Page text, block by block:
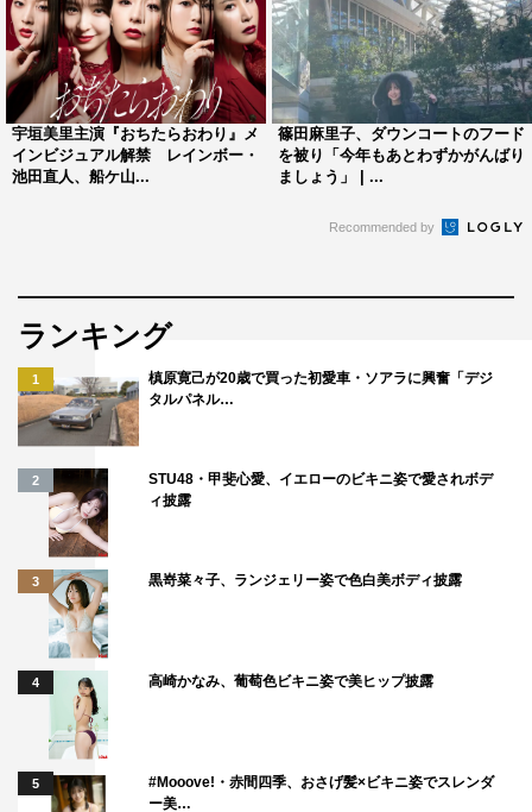
◆本作へのオファーを受けた際の思いをお聞かせくださ
い。
率直に「すごく楽しみだな」というワクワクした気持ちで
いっぱいです。私自身、原作を読んでいて非常に面白い作
品だと思っていたので、それが映像化されることに興奮し
◆ご自身が演じられる役の印象は？
真宮孔美子は、非常に上品で気品がありながら、同時にと
ても計算高く、あらゆる物事を自分のコントロール下に置
くことができる……そんな圧倒的な力を持つ女性という印
象です。
一見すると「悪役」のように映るかもしれませんが、彼女
ならではの人間としての弱さや脆さも持ち合わせていると
感じています。物語が進むにつれて過去の因縁も描かれて
いきますが、その根本にある寂しさや弱さを知ると、ある
意味で非常に人間らしい女性だと思っています。
◆視聴者やファンへのメッセージをお願いします。
個性豊かなキャラクターたちが次々と登場し、あちこちで
熱いバトルが繰り広げられる作品です。ドラマ版では原作
とはまた少し違った展開も用意されているので、原作ファ
宇垣美里主演『おちたらおわり』メ
インビジュアル解禁 レインボー・
池田直人、船ケ山...
篠田麻里子、ダウンコートのフード
を被り「今年もあとわずかがんばり
ましょう」 | ...
Recommended by
ランキング
1
槙原寛己が20歳で買った初愛車・ソアラに興奮「デジ
タルパネル…
2
STU48・甲斐心愛、イエローのビキニ姿で愛されボデ
ィ披露
3 黒嵜菜々子、ランジェリー姿で色白美ボディ披露
4 高崎かなみ、葡萄色ビキニ姿で美ヒップ披露
5
#Mooove!・赤間四季、おさげ髪×ビキニ姿でスレンダ
ー美…